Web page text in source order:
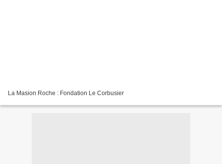
La Masion Roche : Fondation Le Corbusier